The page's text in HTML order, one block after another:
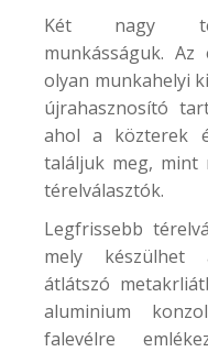
Két nagy
munkásságuk. Az
olyan munkahelyi
újrahasznosító
ahol a közterek
találjuk meg, mint
térelválasztók.
Legfrissebb
mely készülhet
átlátszó
aluminium
falevélre